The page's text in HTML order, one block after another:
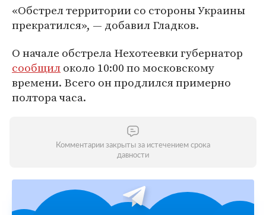
«Обстрел территории со стороны Украины
прекратился», — добавил Гладков.
О начале обстрела Нехотеевки губернатор
сообщилоколо 10:00 по московскому
времени. Всего он продлился примерно
полтора часа.
Комментарии закрыты за истечением срока
давности